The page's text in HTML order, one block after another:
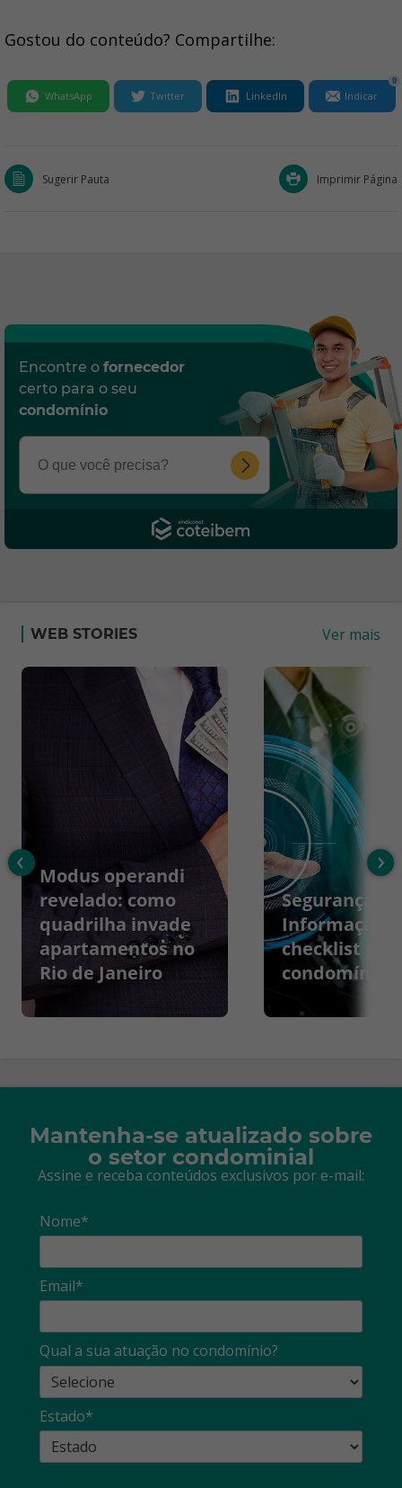
Gostou do conteúdo? Compartilhe:
WhatsApp Twitter LinkedIn Indicar
0
Sugerir Pauta Imprimir Página
Encontre o fornecedor
certo para o seu
condomínio
WEB STORIES Ver mais
Modus operandi
revelado: como
quadrilha invade
apartamentos no
Rio de Janeiro
Segurança da
Informação:
checklist
condomínios
‹ ›
Mantenha-se atualizado sobre
o setor condominial
Assine e receba conteúdos exclusivos por e-mail:
Nome*
Email*
Qual a sua atuação no condomínio?
Estado*